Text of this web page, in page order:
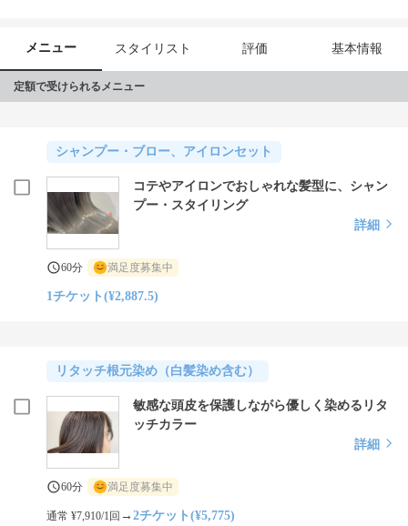
メニュー スタイリスト 評価 基本情報
定額で受けられるメニュー
シャンプー・ブロー、アイロンセット
コテやアイロンでおしゃれな髪型に、シャン
プー・スタイリング
詳細
60分 満足度募集中
1チケット(¥2,887.5)
リタッチ根元染め（白髪染め含む）
敏感な頭皮を保護しながら優しく染めるリタ
ッチカラー
詳細
60分 満足度募集中
通常 ¥7,910/1回 →2チケット(¥5,775)